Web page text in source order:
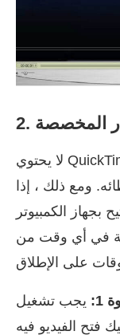
المخصصة
لا يحتوي QuickTime على مفتاح اختصار متخصص
ومع ذلك ، إذا
الكمبيوتر
في أي وقت من
1:
يجب تشغيل QuickTime Player على جهاز